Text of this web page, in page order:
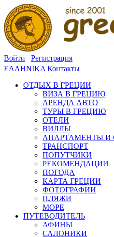
Войти
Регистрация
ΕΛΛΗΝΙΚΑ Контакты
ОТДЫХ В ГРЕЦИИ
ВИЗА В ГРЕЦИЮ
АРЕНДА АВТО
ТУРЫ В ГРЕЦИЮ
ОТЕЛИ
ВИЛЛЫ
АПАРТАМЕНТЫ И
ТРАНСПОРТ
ПОПУТЧИКИ
РЕКОМЕНДАЦИИ
ПОГОДА
КАРТА ГРЕЦИИ
ФОТОГРАФИИ
ПЛЯЖИ
МОРЕ
ПУТЕВОДИТЕЛЬ
АФИНЫ
САЛОНИКИ